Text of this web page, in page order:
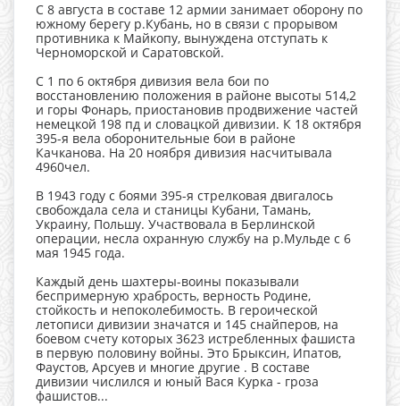
С 8 августа в составе 12 армии занимает оборону по
южному берегу р.Кубань, но в связи с прорывом
противника к Майкопу, вынуждена отступать к
Черноморской и Саратовской.
С 1 по 6 октября дивизия вела бои по
восстановлению положения в районе высоты 514,2
и горы Фонарь, приостановив продвижение частей
немецкой 198 пд и словацкой дивизии. К 18 октября
395-я вела оборонительные бои в районе
Качканова. На 20 ноября дивизия насчитывала
4960чел.
В 1943 году с боями 395-я стрелковая двигалось
свобождала села и станицы Кубани, Тамань,
Украину, Польшу. Участвовала в Берлинской
операции, несла охранную службу на р.Мульде с 6
мая 1945 года.
Каждый день шахтеры-воины показывали
беспримерную храбрость, верность Родине,
стойкость и непоколебимость. В героической
летописи дивизии значатся и 145 снайперов, на
боевом счету которых 3623 истребленных фашиста
в первую половину войны. Это Брыксин, Ипатов,
Фаустов, Арсуев и многие другие . В составе
дивизии числился и юный Вася Курка - гроза
фашистов...